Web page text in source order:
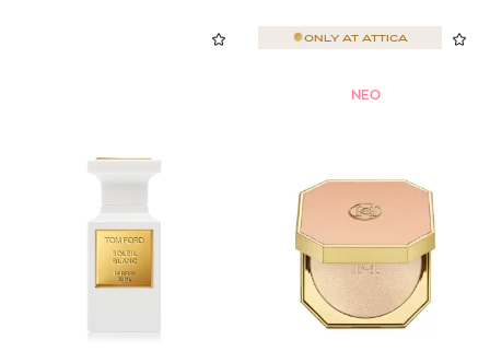
XERJOFF
YOUTH LAB.
YVES SAINT LAURENT
ZADIG & VOLTAIRE
ONLY AT ATTICA
NEO